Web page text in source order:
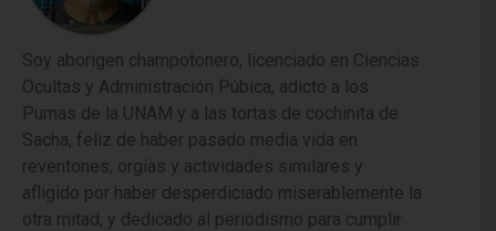
Soy aborigen champotonero, licenciado en Ciencias
Ocultas y Administración Púbica, adicto a los
Pumas de la UNAM y a las tortas de cochinita de
Sacha, feliz de haber pasado media vida en
reventones, orgías y actividades similares y
afligido por haber desperdiciado miserablemente la
otra mitad, y dedicado al periodismo para cumplir